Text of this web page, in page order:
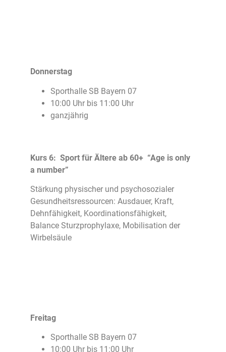
Donnerstag
Sporthalle SB Bayern 07
10:00 Uhr bis 11:00 Uhr
ganzjährig
Kurs 6: Sport für Ältere ab 60+ “Age is only
a number”
Stärkung physischer und psychosozialer
Gesundheitsressourcen: Ausdauer, Kraft,
Dehnfähigkeit, Koordinationsfähigkeit,
Balance Sturzprophylaxe, Mobilisation der
Wirbelsäule
Freitag
Sporthalle SB Bayern 07
10:00 Uhr bis 11:00 Uhr